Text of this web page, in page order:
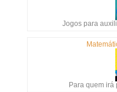
Jogos para
Para quem irá